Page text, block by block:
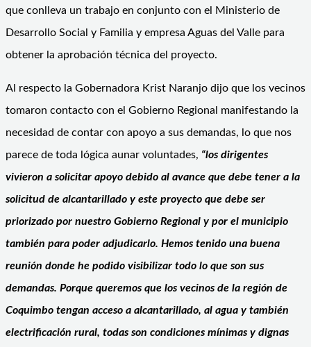
que conlleva un trabajo en conjunto con el Ministerio de
Desarrollo Social y Familia y empresa Aguas del Valle para
obtener la aprobación técnica del proyecto.
Al respecto la Gobernadora Krist Naranjo dijo que los vecinos
tomaron contacto con el Gobierno Regional manifestando la
necesidad de contar con apoyo a sus demandas, lo que nos
parece de toda lógica aunar voluntades, “los dirigentes
vivieron a solicitar apoyo debido al avance que debe tener a la
solicitud de alcantarillado y este proyecto que debe ser
priorizado por nuestro Gobierno Regional y por el municipio
también para poder adjudicarlo. Hemos tenido una buena
reunión donde he podido visibilizar todo lo que son sus
demandas. Porque queremos que los vecinos de la región de
Coquimbo tengan acceso a alcantarillado, al agua y también
electrificación rural, todas son condiciones mínimas y dignas